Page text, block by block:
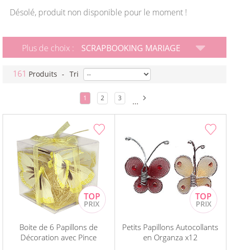
Livraison point relais gratuit dès 89 € !
Payez votre commande en 4X sans frais
Désolé, produit non disponible pour le moment !
Plus de choix : SCRAPBOOKING MARIAGE
161 Produits - Tri
1 2 3 ...
Boite de 6 Papillons de
Décoration avec Pince
Petits Papillons Autocollants
en Organza x12